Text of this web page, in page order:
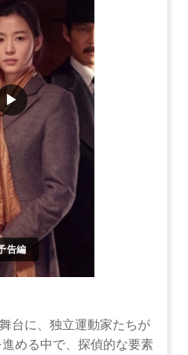
告編
▶
台に、独立運動家たちが
める中で、探偵的な要素